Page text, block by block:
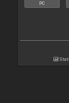
PC